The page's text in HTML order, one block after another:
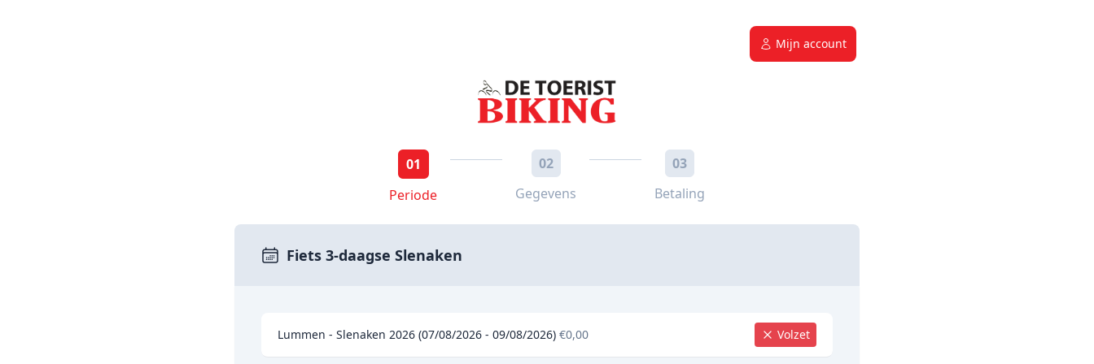
Mijn account
01
Periode
02
Gegevens
03
Betaling
Fiets 3-daagse Slenaken
Lummen - Slenaken 2026 (07/08/2026 - 09/08/2026) €0,00 Volzet